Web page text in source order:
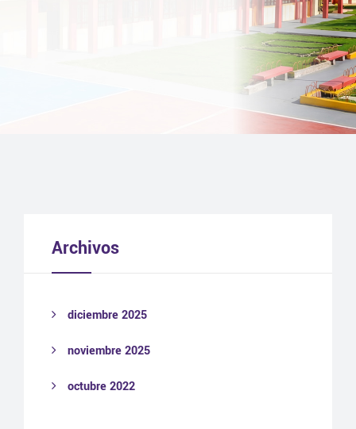
Archivos
diciembre 2025
noviembre 2025
octubre 2022